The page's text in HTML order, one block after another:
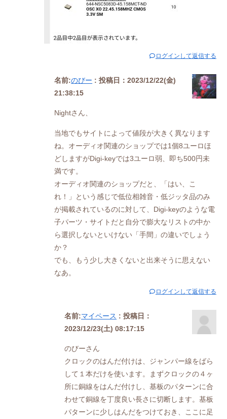
ログインして返信する
名前:のびー : 投稿日：2023/12/22(金)
21:38:15
Nightさん、
当地でもサイトによって値段が大きく異なります
ね。オーディオ関連のショップでは1個8ユーロほ
どしますがDigi-keyでは3ユーロ弱、即ち500円未
満です。
オーディオ関連のショップだと、「はい、こ
れ！」という感じで低位相雑音・低ジッタ品のみ
が掲載されているのに対して、Digi-keyのような電
子パーツ・サイトだと自分で膨大なリストの中か
ら選択しないといけない「手間」の違いでしょう
か？
でも、もう少し大きくないと出来そうに思えない
なあ。
ログインして返信する
名前:マイペース : 投稿日：
2023/12/23(土) 08:17:15
のびーさん
クロックのはんだ付けは、ジャンパー線をばら
して１本だけを使います。まずクロックの４ヶ
所に銅線をはんだ付けし、基板のパターンに合
わせて銅線を丁度良い長さに切断します。基板
パターンに少しはんだをつけておき、ここに足